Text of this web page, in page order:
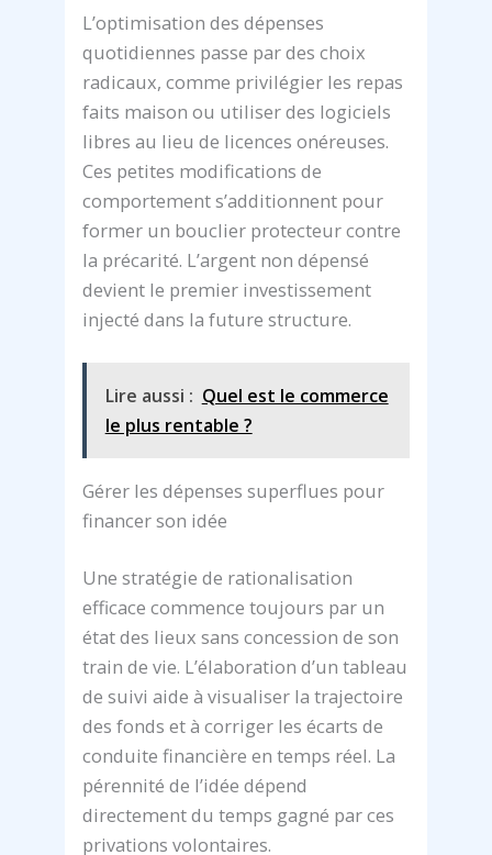
L’optimisation des dépenses
quotidiennes passe par des choix
radicaux, comme privilégier les repas
faits maison ou utiliser des logiciels
libres au lieu de licences onéreuses.
Ces petites modifications de
comportement s’additionnent pour
former un bouclier protecteur contre
la précarité. L’argent non dépensé
devient le premier investissement
injecté dans la future structure.
Lire aussi : Quel est le commerce
le plus rentable ?
Gérer les dépenses superflues pour
financer son idée
Une stratégie de rationalisation
efficace commence toujours par un
état des lieux sans concession de son
train de vie. L’élaboration d’un tableau
de suivi aide à visualiser la trajectoire
des fonds et à corriger les écarts de
conduite financière en temps réel. La
pérennité de l’idée dépend
directement du temps gagné par ces
privations volontaires.